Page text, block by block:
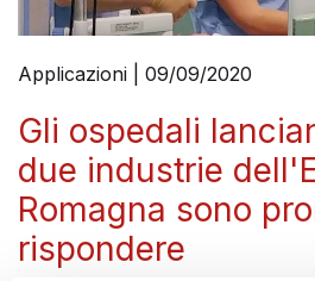
Applicazioni | 09/09/2020
Gli ospedali
due industrie
Romagna sono
rispondere